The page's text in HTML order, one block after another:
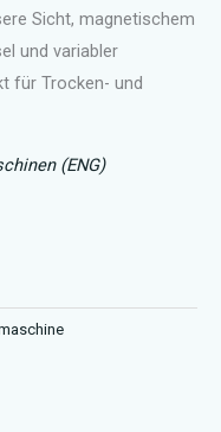
Sicht, magnetischem
und variabler
für Trocken- und
(ENG)